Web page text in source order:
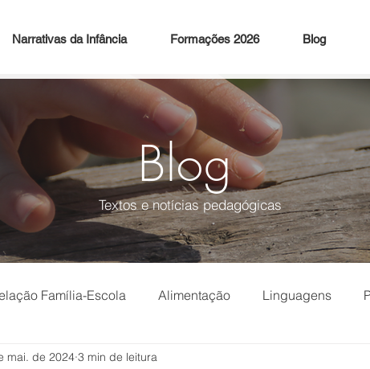
Narrativas da Infância Formações 2026 Blog
Blog
Textos e notícias pedagógicas
Família-Escola Alimentação Linguagens
mai. de 2024 3 min de leitura